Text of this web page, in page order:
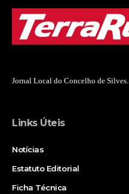
Jornal Local do Concelho de Silves.
Links Úteis
Notícias
Estatuto Editorial
Ficha Técnica